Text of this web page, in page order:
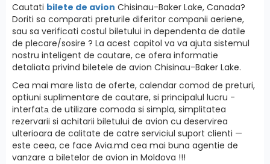
Cautati bilete de avion Chisinau-Baker Lake, Canada?
Doriti sa comparati preturile diferitor companii aeriene,
sau sa verificati costul biletului in dependenta de datile
de plecare/sosire ? La acest capitol va va ajuta sistemul
nostru inteligent de cautare, ce ofera informatie
detaliata privind biletele de avion Chisinau-Baker Lake.
Cea mai mare lista de oferte, calendar comod de preturi,
optiuni suplimentare de cautare, si principalul lucru -
interfatа de utilizare comoda si simpla, simplitatea
rezervarii si achitarii biletului de avion cu deservirea
ulterioara de calitate de catre serviciul suport clienti —
este ceea, ce face Avia.md cea mai buna agentie de
vanzare a biletelor de avion in Moldova !!!